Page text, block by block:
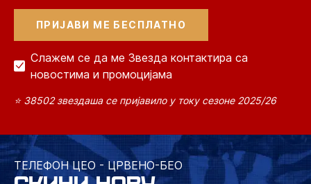
Слажем се да ме Звезда контактира са
новостима и промоцијама
⭐ 38502 звездаша се пријавило у току сезоне 2025/26
ТЕЛЕФОН ЦЕО - ЦРВЕНО-БЕО